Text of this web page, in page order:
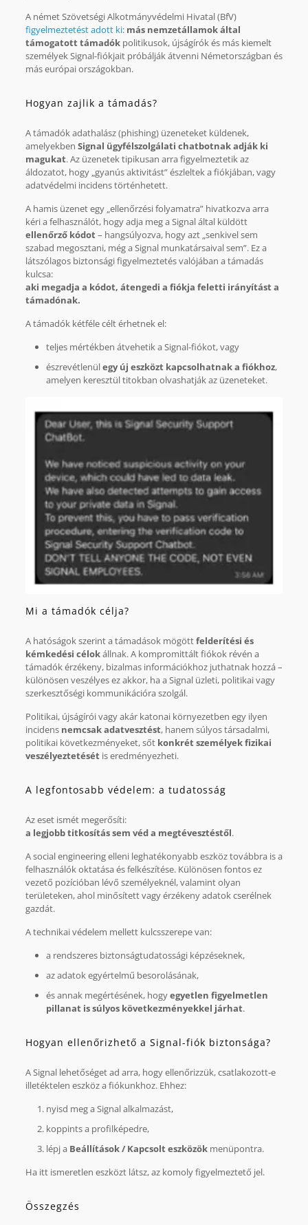
A német Szövetségi Alkotmányvédelmi Hivatal (BfV)
figyelmeztetést adott ki: más nemzetállamok által
támogatott támadókpolitikusok, újságírók és más kiemelt
személyek Signal-fiókjait próbálják átvenni Németországban és
más európai országokban.
Hogyan zajlik a támadás?
A támadók adathalász (phishing) üzeneteket küldenek,
amelyekben Signal ügyfélszolgálati chatbotnak adják ki
magukat. Az üzenetek tipikusan arra figyelmeztetik az
áldozatot, hogy „gyanús aktivitást” észleltek a fiókjában, vagy
adatvédelmi incidens történhetett.
A hamis üzenet egy „ellenőrzési folyamatra” hivatkozva arra
kéri a felhasználót, hogy adja meg a Signal által küldött
ellenőrző kódot– hangsúlyozva, hogy azt „senkivel sem
szabad megosztani, még a Signal munkatársaival sem”. Ez a
látszólagos biztonsági figyelmeztetés valójában a támadás
kulcsa:
aki megadja a kódot, átengedi a fiókja feletti irányítást a
támadónak.
A támadók kétféle célt érhetnek el:
teljes mértékben átvehetik a Signal-fiókot, vagy
észrevétlenülegy új eszközt kapcsolhatnak a fiókhoz,
amelyen keresztül titokban olvashatják az üzeneteket.
Mi a támadók célja?
A hatóságok szerint a támadások mögöttfelderítési és
kémkedési célokállnak. A kompromittált fiókok révén a
támadók érzékeny, bizalmas információkhoz juthatnak hozzá –
különösen veszélyes ez akkor, ha a Signal üzleti, politikai vagy
szerkesztőségi kommunikációra szolgál.
Politikai, újságírói vagy akár katonai környezetben egy ilyen
incidens nemcsak adatvesztést, hanem súlyos társadalmi,
politikai következményeket, sőt konkrét személyek fizikai
veszélyeztetésétis eredményezheti.
A legfontosabb védelem: a tudatosság
Az eset ismét megerősíti:
a legjobb titkosítás sem véd a megtévesztéstől.
A social engineering elleni leghatékonyabb eszköz továbbra is a
felhasználók oktatása és felkészítése. Különösen fontos ez
vezető pozícióban lévő személyeknél, valamint olyan
területeken, ahol minősített vagy érzékeny adatok cserélnek
gazdát.
A technikai védelem mellett kulcsszerepe van:
a rendszeres biztonságtudatossági képzéseknek,
az adatok egyértelmű besorolásának,
és annak megértésének, hogyegyetlen figyelmetlen
pillanat is súlyos következményekkel járhat.
Hogyan ellenőrizhető a Signal-fiók biztonsága?
A Signal lehetőséget ad arra, hogy ellenőrizzük, csatlakozott-e
illetéktelen eszköz a fiókunkhoz. Ehhez:
nyisd meg a Signal alkalmazást,
koppints a profilképedre,
lépj a Beállítások / Kapcsolt eszközökmenüpontra.
Ha itt ismeretlen eszközt látsz, az komoly figyelmeztető jel.
Összegzés